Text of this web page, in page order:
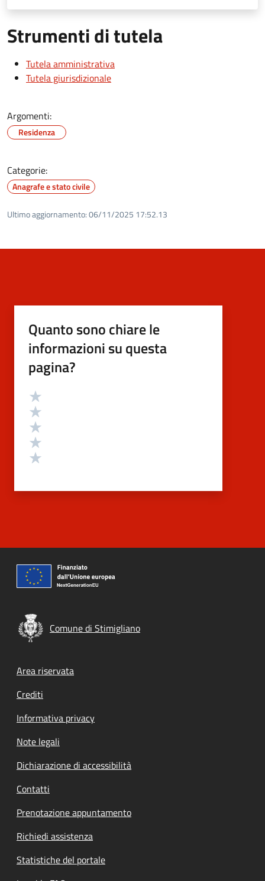
Strumenti di tutela
Tutela amministrativa
Tutela giurisdizionale
Argomenti:
Residenza
Categorie:
Anagrafe e stato civile
Ultimo aggiornamento:06/11/2025 17:52.13
Quanto sono chiare le
informazioni su questa
pagina?
Valutazione
Comune di Stimigliano
Footer menu
Area riservata
Crediti
Informativa privacy
Note legali
Dichiarazione di accessibilità
Contatti
Prenotazione appuntamento
Richiedi assistenza
Statistiche del portale